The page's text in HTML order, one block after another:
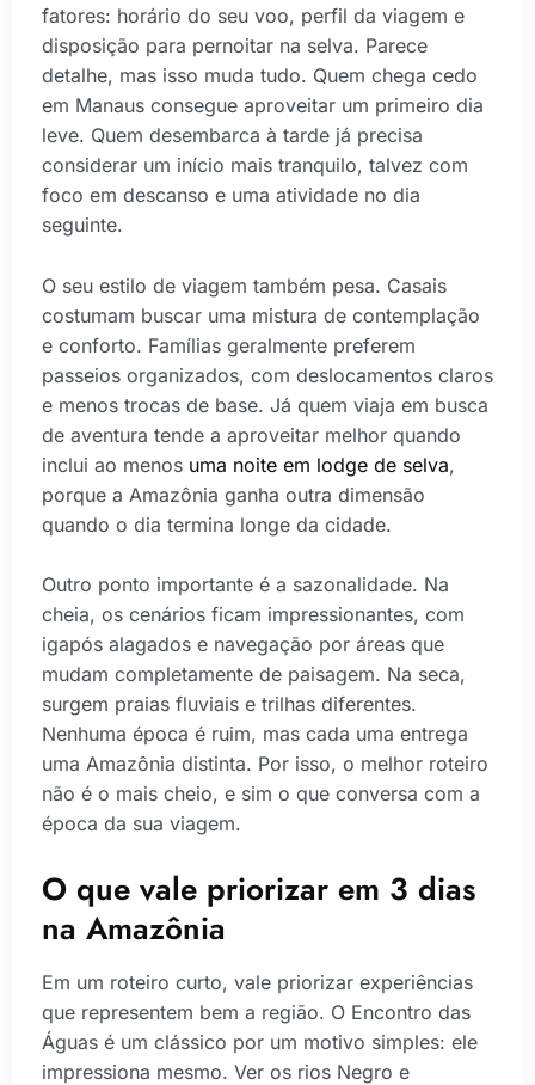
fatores: horário do seu voo, perfil da viagem e
disposição para pernoitar na selva. Parece
detalhe, mas isso muda tudo. Quem chega cedo
em Manaus consegue aproveitar um primeiro dia
leve. Quem desembarca à tarde já precisa
considerar um início mais tranquilo, talvez com
foco em descanso e uma atividade no dia
seguinte.
O seu estilo de viagem também pesa. Casais
costumam buscar uma mistura de contemplação
e conforto. Famílias geralmente preferem
passeios organizados, com deslocamentos claros
e menos trocas de base. Já quem viaja em busca
de aventura tende a aproveitar melhor quando
inclui ao menos uma noite em lodge de selva,
porque a Amazônia ganha outra dimensão
quando o dia termina longe da cidade.
Outro ponto importante é a sazonalidade. Na
cheia, os cenários ficam impressionantes, com
igapós alagados e navegação por áreas que
mudam completamente de paisagem. Na seca,
surgem praias fluviais e trilhas diferentes.
Nenhuma época é ruim, mas cada uma entrega
uma Amazônia distinta. Por isso, o melhor roteiro
não é o mais cheio, e sim o que conversa com a
época da sua viagem.
O que vale priorizar em 3 dias
na Amazônia
Em um roteiro curto, vale priorizar experiências
que representem bem a região. O Encontro das
Águas é um clássico por um motivo simples: ele
impressiona mesmo. Ver os rios Negro e